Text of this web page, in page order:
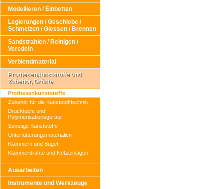
Modellieren / Einbetten
Legierungen / Geschiebe /
Schmelzen / Giessen / Brennen
Sandstrahlen / Reinigen /
Veredeln
Verblendmaterial
Prothesenkunststoffe und
Zubehör, Drähte
Prothesenkunststoffe
Zubehör für die Kunststofftechnik
Drucktöpfe und
Polymerisationsgeräte
Sonstige Kunststoffe
Unterfütterungsmaterialien
Klammern und Bügel
Klammerdrähte und Netzeinlagen
Ausarbeiten
Instrumente und Werkzeuge